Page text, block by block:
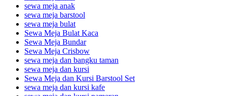
sewa meja anak
sewa meja barstool
sewa meja bulat
Sewa Meja Bulat Kaca
Sewa Meja Bundar
Sewa Meja Crisbow
sewa meja dan bangku taman
sewa meja dan kursi
Sewa Meja dan Kursi Barstool Set
sewa meja dan kursi kafe